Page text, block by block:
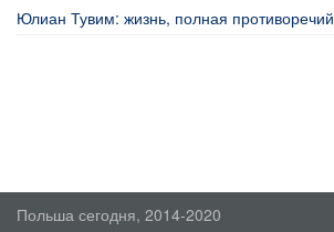
Юлиан Тувим: жизнь, полная противоречий
Польша сегодня, 2014-2020